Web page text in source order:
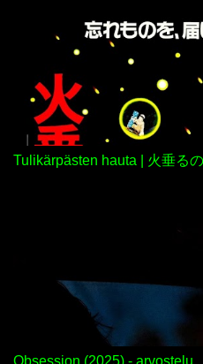
Tulikärpästen hauta | 火垂る
Obsession (2025) - arvostelu